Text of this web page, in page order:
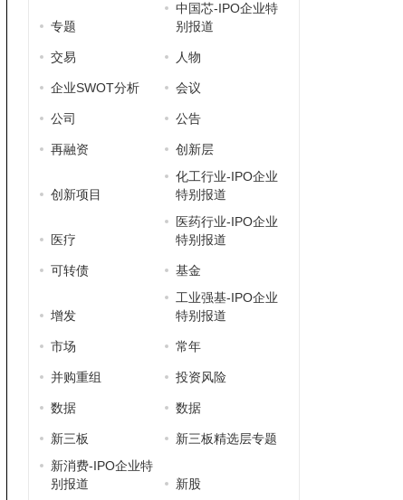
专题
中国芯-IPO企业特
别报道
交易 人物
企业SWOT分析 会议
公司 公告
再融资 创新层
创新项目
化工行业-IPO企业
特别报道
医疗
医药行业-IPO企业
特别报道
可转债 基金
增发
工业强基-IPO企业
特别报道
市场 常年
并购重组 投资风险
数据 数据
新三板
新三板精选层专题
新消费-IPO企业特
别报道
新股